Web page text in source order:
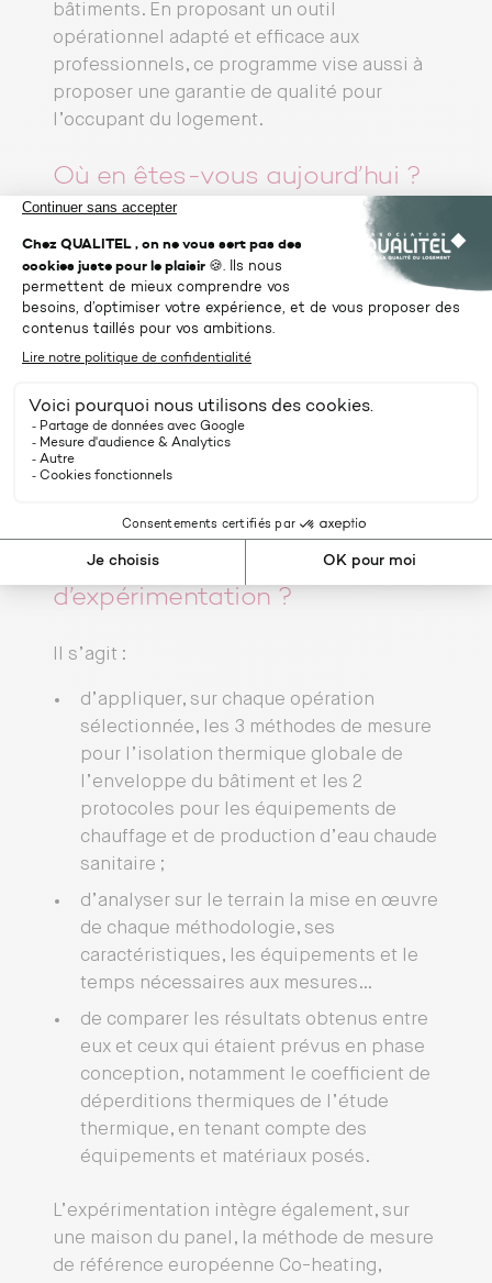
bâtiments. En proposant un outil
opérationnel adapté et efficace aux
professionnels, ce programme vise aussi à
proposer une garantie de qualité pour
l’occupant du logement.
Où en êtes-vous aujourd’hui ?
Après avoir mobilisé des maîtres d’ouvrage
et des constructeurs de maison, 4 maisons
individuelles et 3 opérations collectives ont
été retenues pour faire l’objet des
QUALITEL a ainsi lancé depuis janvier 2019
la phase d’expérimentation des méthodes
de mesure en maisons individuelles, qui
vont se poursuivre jusqu’en mai. Les tests
seront ensuite réalisés dans le panel de
En quoi consiste cette phase
d’expérimentation ?
Il s’agit :
d’appliquer, sur chaque opération
sélectionnée, les 3 méthodes de mesure
pour l’isolation thermique globale de
l’enveloppe du bâtiment et les 2
protocoles pour les équipements de
chauffage et de production d’eau chaude
sanitaire ;
d’analyser sur le terrain la mise en œuvre
de chaque méthodologie, ses
caractéristiques, les équipements et le
temps nécessaires aux mesures…
de comparer les résultats obtenus entre
eux et ceux qui étaient prévus en phase
conception, notamment le coefficient de
déperditions thermiques de l’étude
thermique, en tenant compte des
équipements et matériaux posés.
L’expérimentation intègre également, sur
une maison du panel, la méthode de mesure
de référence européenne Co-heating,